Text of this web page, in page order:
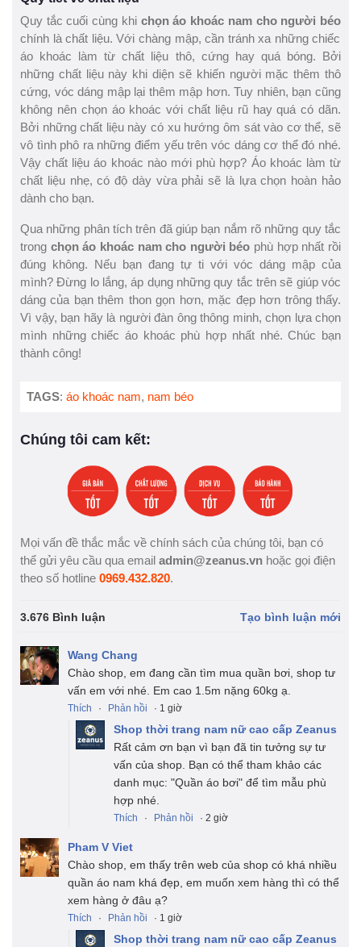
Quy tắc cuối cùng khi chọn áo khoác nam cho người béo
chính là chất liệu. Với chàng mập, cần tránh xa những chiếc
áo khoác làm từ chất liệu thô, cứng hay quá bóng. Bởi
những chất liệu này khi diện sẽ khiến người mặc thêm thô
cứng, vóc dáng mập lại thêm mập hơn. Tuy nhiên, bạn cũng
không nên chọn áo khoác với chất liệu rũ hay quá có dãn.
Bởi những chất liệu này có xu hướng ôm sát vào cơ thể, sẽ
vô tình phô ra những điểm yếu trên vóc dáng cơ thể đó nhé.
Vậy chất liệu áo khoác nào mới phù hợp? Áo khoác làm từ
chất liệu nhẹ, có độ dày vừa phải sẽ là lựa chọn hoàn hảo
dành cho bạn.
Qua những phân tích trên đã giúp bạn nắm rõ những quy tắc
trong chọn áo khoác nam cho người béo phù hợp nhất rồi
đúng không. Nếu bạn đang tự ti với vóc dáng mập của
mình? Đừng lo lắng, áp dụng những quy tắc trên sẽ giúp vóc
dáng của bạn thêm thon gọn hơn, mặc đẹp hơn trông thấy.
Vì vậy, bạn hãy là người đàn ông thông minh, chọn lựa chọn
mình những chiếc áo khoác phù hợp nhất nhé. Chúc bạn
thành công!
TAGS: áo khoác nam, nam béo
Chúng tôi cam kết:
Mọi vấn đề thắc mắc về chính sách của chúng tôi, bạn có
thể gửi yêu cầu qua email admin@zeanus.vn hoặc gọi điện
theo số hotline 0969.432.820.
3.676 Bình luận Tạo bình luận mới
Wang Chang
Chào shop, em đang cần tìm mua quần bơi, shop tư
vấn em với nhé. Em cao 1.5m nặng 60kg ạ.
Thích · Phản hồi · 1 giờ
Shop thời trang nam nữ cao cấp Zeanus
Rất cảm ơn bạn vì bạn đã tin tưởng sự tư
vấn của shop. Bạn có thể tham khảo các
danh mục: "Quần áo bơi" để tìm mẫu phù
hợp nhé.
Thích · Phản hồi · 2 giờ
Pham V Viet
Chào shop, em thấy trên web của shop có khá nhiều
quần áo nam khá đẹp, em muốn xem hàng thì có thể
xem hàng ở đâu ạ?
Thích · Phản hồi · 1 giờ
Shop thời trang nam nữ cao cấp Zeanus